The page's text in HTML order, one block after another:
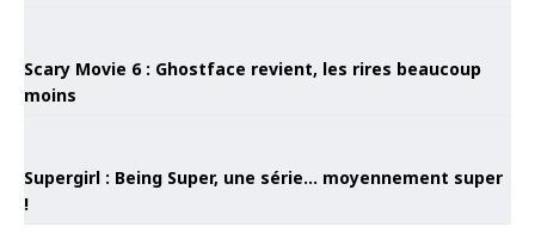
Scary Movie 6 : Ghostface revient, les rires beaucoup
moins
Supergirl : Being Super, une série… moyennement super
!